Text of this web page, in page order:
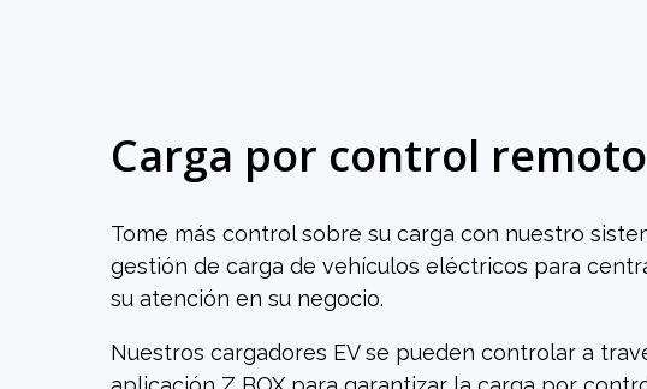
Carga por control remoto
Tome más control sobre su carga con nuestro
gestión de carga de vehículos eléctricos para
su atención en su negocio.
Nuestros cargadores EV se pueden controlar a